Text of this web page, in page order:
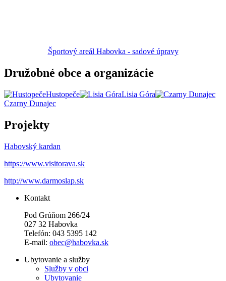
Športový areál Habovka - sadové úpravy
Družobné obce a organizácie
Hustopeče
Lisia Góra
Czarny Dunajec
Projekty
Habovský kardan
https://www.visitorava.sk
http://www.darmoslap.sk
Kontakt
Pod Grúňom 266/24
027 32 Habovka
Telefón: 043 5395 142
E-mail: obec@habovka.sk
Ubytovanie a služby
Služby v obci
Ubytovanie